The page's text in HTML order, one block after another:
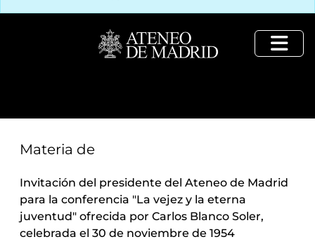
Materia de
Invitación del presidente del Ateneo de Madrid
para la conferencia "La vejez y la eterna
juventud" ofrecida por Carlos Blanco Soler,
celebrada el 30 de noviembre de 1954